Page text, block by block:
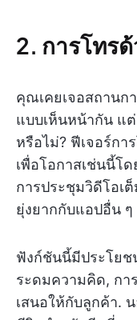
2. การโทร
คุณเคยเจอสถาน
แบบเห็นหน้ากัน แต่
หรือไม่? ฟีเจอร์กา
เพื่อโอกาสเช่นนี้โ
การประชุมวิดีโอเ
ยุ่งยากกับแอปอื่น ๆ
ฟังก์ชันนี้มีประโยช
ระดมความคิด, กา
เสนอให้กับลูกค้า.